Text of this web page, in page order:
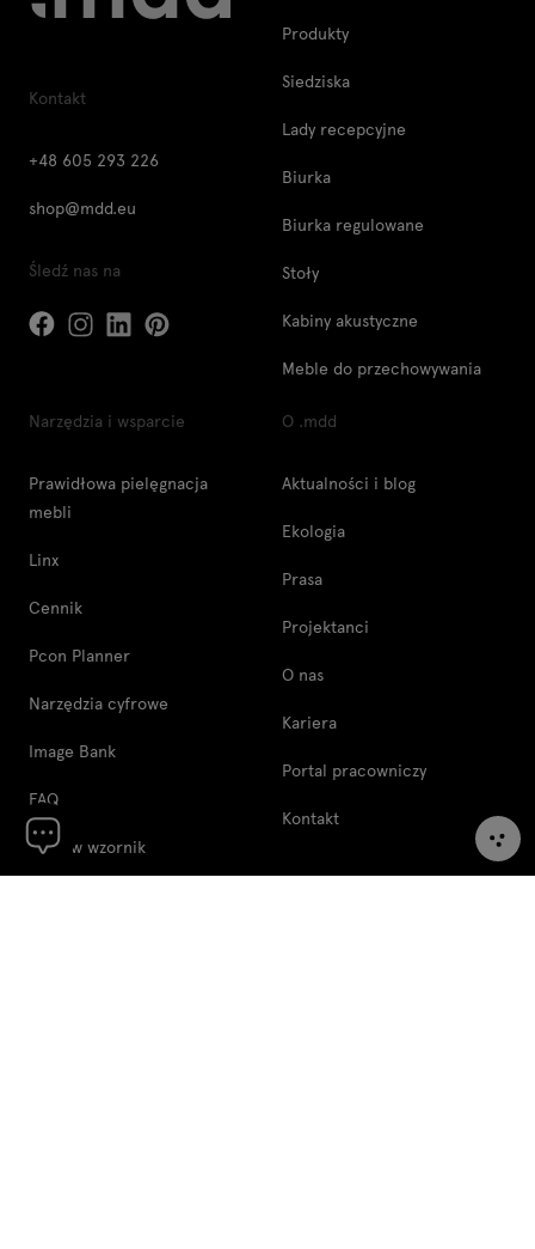
Kontakt
+48 605 293 226
shop@mdd.eu
Śledź nas na
Produkty
Siedziska
Lady recepcyjne
Biurka
Biurka regulowane
Stoły
Kabiny akustyczne
Meble do przechowywania
Narzędzia i wsparcie
Prawidłowa pielęgnacja
mebli
Linx
Cennik
Pcon Planner
Narzędzia cyfrowe
Image Bank
FAQ
Zamów wzornik
O .mdd
Aktualności i blog
Ekologia
Prasa
Projektanci
O nas
Kariera
Portal pracowniczy
Kontakt